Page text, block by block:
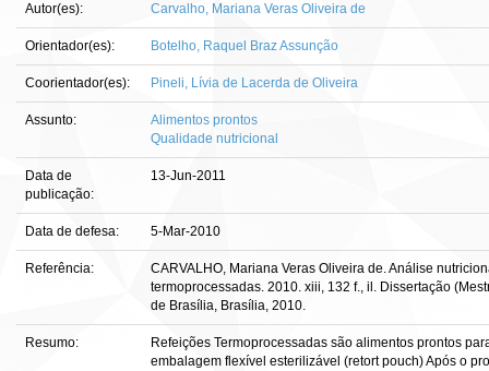
Autor(es): Carvalho, Mariana Veras Oliveira de
Orientador(es): Botelho, Raquel Braz Assunção
Coorientador(es): Pineli, Lívia de Lacerda de Oliveira
Assunto:
Alimentos prontos
Qualidade nutricional
Data de
publicação:
13-Jun-2011
Data de defesa: 5-Mar-2010
Referência:
CARVALHO, Mariana Veras Oliveira de. Análise
termoprocessadas. 2010. xiii, 132 f., il. Dissertação
de Brasília, Brasília, 2010.
Resumo:
Refeições Termoprocessadas são alimentos prontos
embalagem flexível esterilizável (retort pouch) Após o